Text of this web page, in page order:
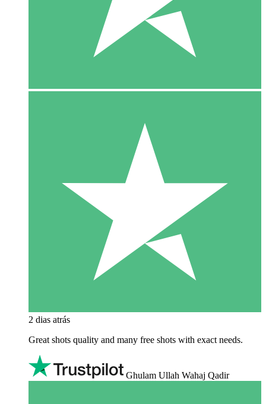
2 dias atrás
Great shots quality and many free shots with exact needs.
Ghulam Ullah Wahaj Qadir